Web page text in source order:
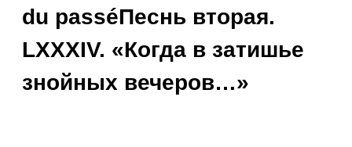
du passéПеснь вторая.
LXXXIV. «Когда в затишье
знойных вечеров…»